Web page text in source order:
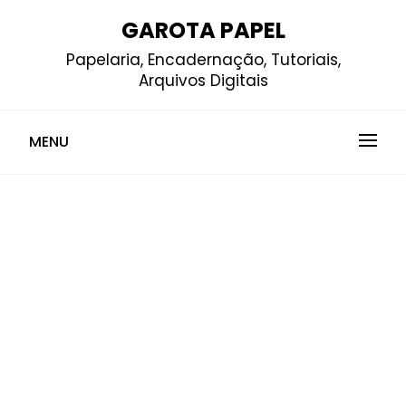
GAROTA PAPEL
Papelaria, Encadernação, Tutoriais,
Arquivos Digitais
MENU